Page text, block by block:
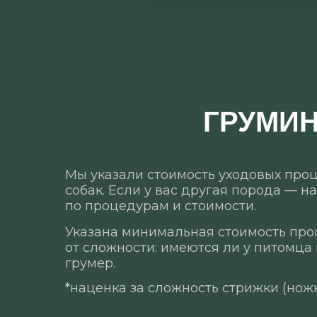
*наценка за сложность стрижки
Указана минимальная стоимость
от сложности: имеются ли у
грумер.
Мы указали стоимость уходовых
собак. Если у вас другая порода —
по процедурам и стоимости.